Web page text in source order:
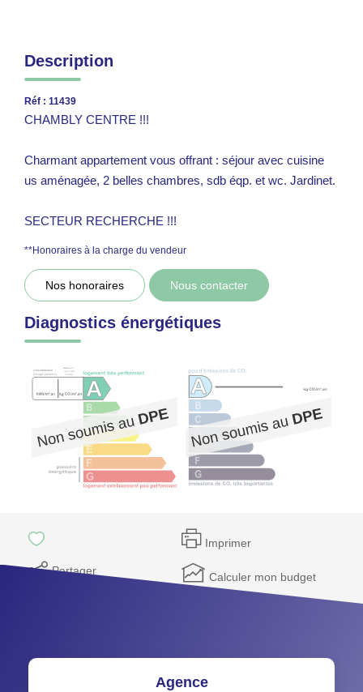
Description
Réf : 11439
CHAMBLY CENTRE !!!
Charmant appartement vous offrant : séjour avec cuisine
us aménagée, 2 belles chambres, sdb éqp. et wc. Jardinet.
SECTEUR RECHERCHE !!!
**Honoraires à la charge du vendeur
Nos honoraires Nous contacter
Diagnostics énergétiques
Imprimer
Partager Calculer mon budget
Agence